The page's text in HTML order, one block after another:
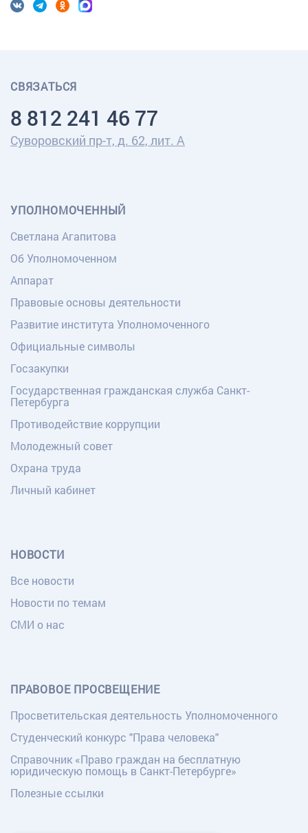
СВЯЗАТЬСЯ
8 812 241 46 77
Суворовский пр-т, д. 62, лит. А
УПОЛНОМОЧЕННЫЙ
Светлана Агапитова
Об Уполномоченном
Аппарат
Правовые основы деятельности
Развитие института Уполномоченного
Официальные символы
Госзакупки
Государственная гражданская служба Санкт-
Петербурга
Противодействие коррупции
Молодежный совет
Охрана труда
Личный кабинет
НОВОСТИ
Все новости
Новости по темам
СМИ о нас
ПРАВОВОЕ ПРОСВЕЩЕНИЕ
Просветительская деятельность Уполномоченного
Студенческий конкурс "Права человека"
Справочник «Право граждан на бесплатную
юридическую помощь в Санкт-Петербурге»
Полезные ссылки